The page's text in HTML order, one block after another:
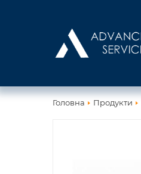
Головна Продукти